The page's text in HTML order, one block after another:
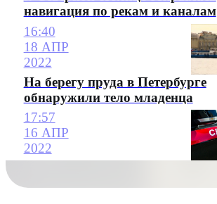
навигация по рекам и каналам
16:40
18 АПР
2022
На берегу пруда в Петербурге
обнаружили тело младенца
17:57
16 АПР
2022